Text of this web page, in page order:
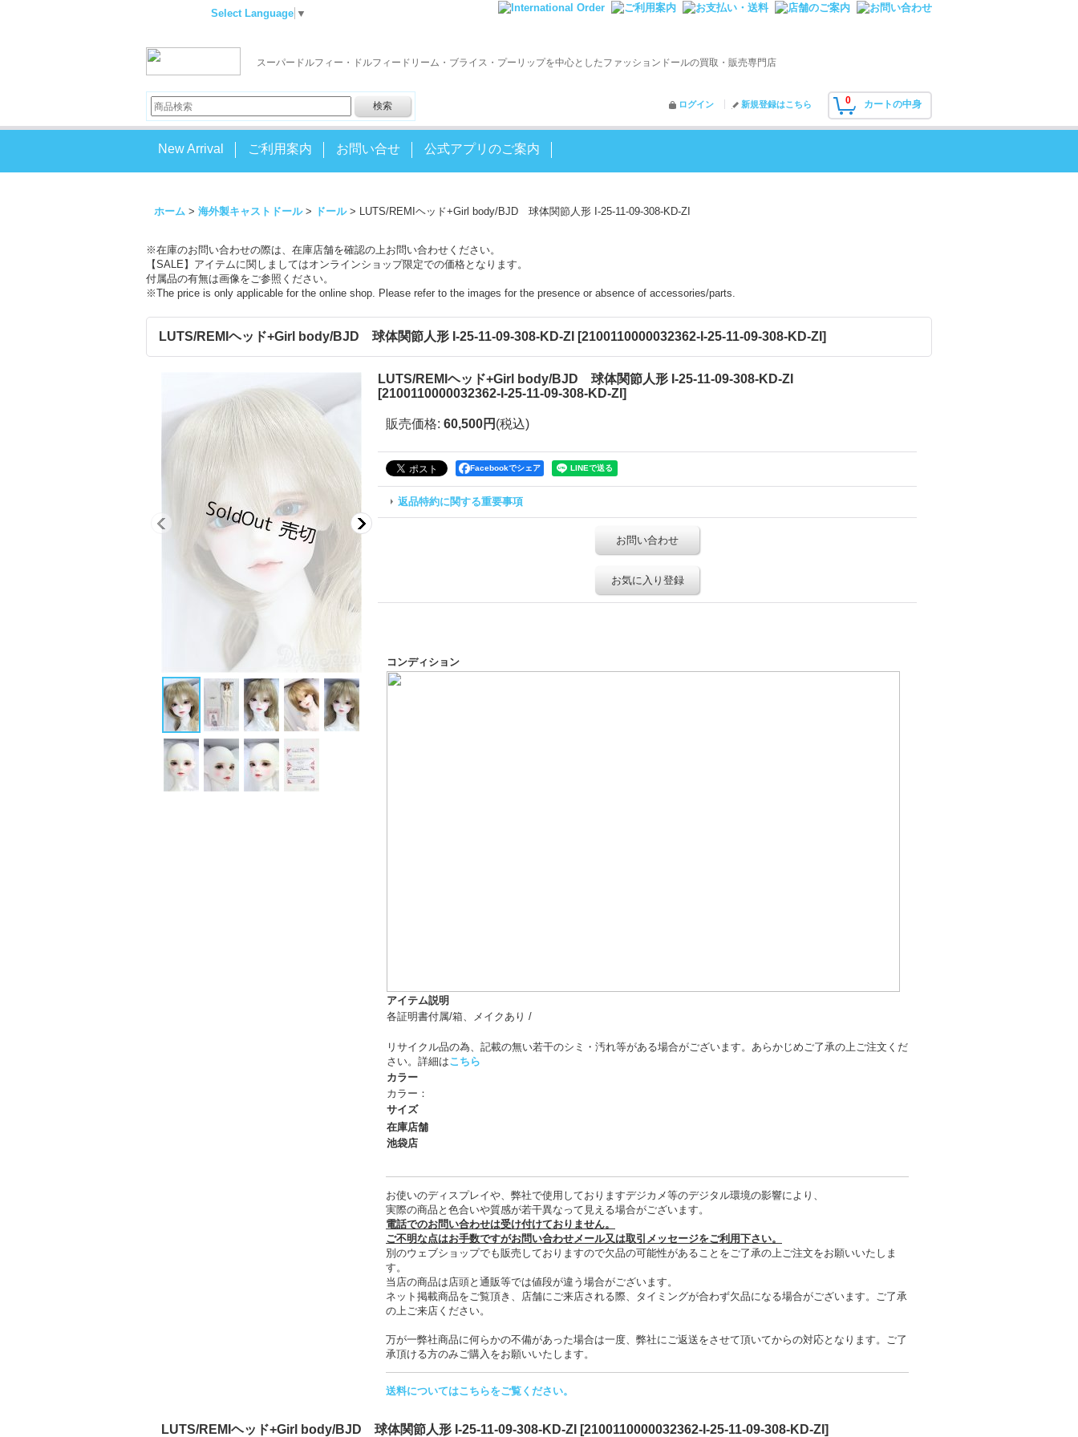
Select Language ▼
スーパードルフィー・ドルフィードリーム・ブライス・プーリップを中心としたファッションドールの買取・販売専門店
0 カートの中身
ログイン 新規登録はこちら
New Arrival ご利用案内 お問い合せ 公式アプリのご案内
ホーム > 海外製キャストドール > ドール > LUTS/REMIヘッド+Girl body/BJD 球体関節人形 I-25-11-09-308-KD-ZI
※在庫のお問い合わせの際は、在庫店舗を確認の上お問い合わせください。
【SALE】アイテムに関しましてはオンラインショップ限定での価格となります。
付属品の有無は画像をご参照ください。
※The price is only applicable for the online shop. Please refer to the images for the presence or absence of accessories/parts.
LUTS/REMIヘッド+Girl body/BJD 球体関節人形 I-25-11-09-308-KD-ZI [2100110000032362-I-25-11-09-308-KD-ZI ]
LUTS/REMIヘッド+Girl body/BJD 球体関節人形 I-25-11-09-308-KD-ZI
[2100110000032362-I-25-11-09-308-KD-ZI ]
販売価格: 60,500円 (税込)
Facebookでシェア
返品特約に関する重要事項
お問い合わせ
お気に入り登録
コンディション
アイテム説明
各証明書付属/箱、メイクあり /
リサイクル品の為、記載の無い若干のシミ・汚れ等がある場合がございます。あらかじめご了承の上ご注文くだ
さい。詳細はこちら
カラー
カラー：
サイズ
在庫店舗
池袋店
お使いのディスプレイや、弊社で使用しておりますデジカメ等のデジタル環境の影響により、
実際の商品と色合いや質感が若干異なって見える場合がございます。
電話でのお問い合わせは受け付けておりません。
ご不明な点はお手数ですがお問い合わせメール又は取引メッセージをご利用下さい。
別のウェブショップでも販売しておりますので欠品の可能性があることをご了承の上ご注文をお願いいたしま
す。
当店の商品は店頭と通販等では値段が違う場合がございます。
ネット掲載商品をご覧頂き、店舗にご来店される際、タイミングが合わず欠品になる場合がございます。ご了承
の上ご来店ください。
万が一弊社商品に何らかの不備があった場合は一度、弊社にご返送をさせて頂いてからの対応となります。ご了
承頂ける方のみご購入をお願いいたします。
送料についてはこちらをご覧ください。
LUTS/REMIヘッド+Girl body/BJD 球体関節人形 I-25-11-09-308-KD-ZI [2100110000032362-I-25-11-09-308-KD-ZI ]